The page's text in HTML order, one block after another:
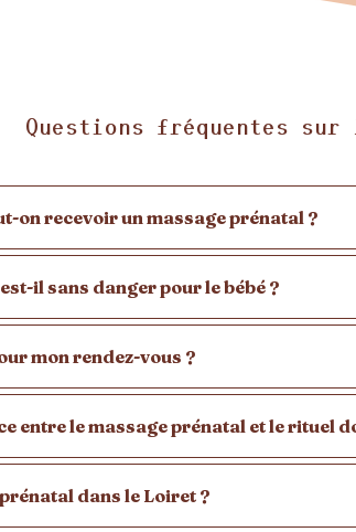
Questions fréquentes sur
on recevoir un massage prénatal ?
il sans danger pour le bébé ?
mon rendez-vous ?
entre le massage prénatal et le rituel
dans le Loiret ?